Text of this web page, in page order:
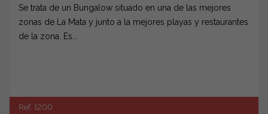
Se trata de un Bungalow situado en una de las mejores
zonas de La Mata y junto a la mejores playas y restaurantes
de la zona. Es...
Ref. 1200